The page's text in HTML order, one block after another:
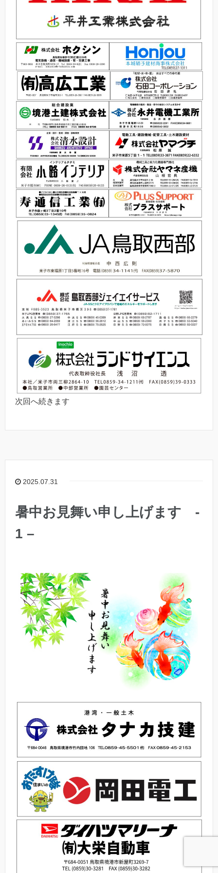
次回へ続きます
2025.07.31
暑中お見舞い申し上げます -
1 –